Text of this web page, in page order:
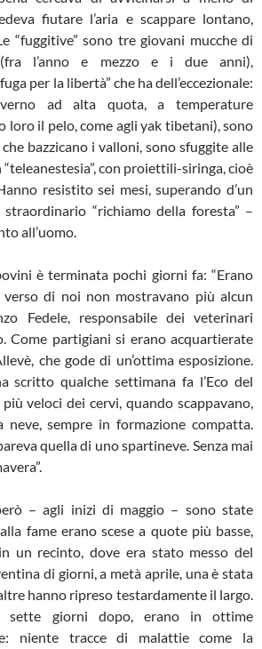
fiutare l’aria e scappare lontano,
“fuggitive” sono tre giovani mucche di
(fra l’anno e mezzo e i due anni),
per la libertà” che ha dell’eccezionale:
ad alta quota, a temperature
loro il pelo, come agli yak tibetani), sono
bazzicano i valloni, sono sfuggite alle
con proiettili-siringa, cioè
resistito sei mesi, superando d’un
“richiamo della foresta” –
all’uomo.
è terminata pochi giorni fa: “Erano
di noi non mostravano più alcun
Fedele, responsabile dei veterinari
Come partigiani si erano acquartierate
che gode di un’ottima esposizione.
scritto qualche settimana fa l’Eco del
veloci dei cervi, quando scappavano,
neve, sempre in formazione compatta.
quella di uno spartineve. Senza mai
– agli inizi di maggio – sono state
fame erano scese a quote più basse,
un recinto, dove era stato messo del
di giorni, a metà aprile, una è stata
hanno ripreso testardamente il largo.
sette giorni dopo, erano in ottime
niente tracce di malattie come la